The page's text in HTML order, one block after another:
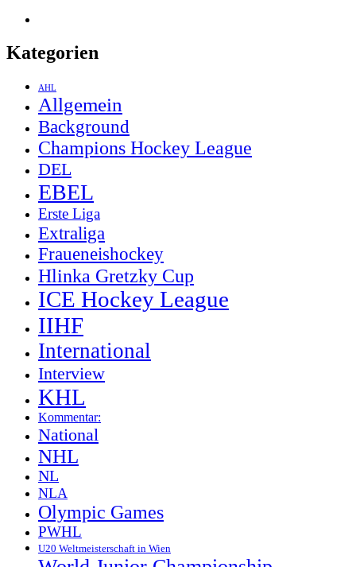
Kategorien
AHL
Allgemein
Background
Champions Hockey League
DEL
EBEL
Erste Liga
Extraliga
Fraueneishockey
Hlinka Gretzky Cup
ICE Hockey League
IIHF
International
Interview
KHL
Kommentar:
National
NHL
NL
NLA
Olympic Games
PWHL
U20 Weltmeisterschaft in Wien